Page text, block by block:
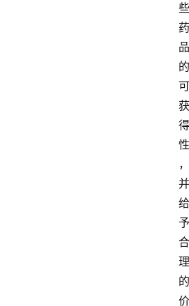
些
药
品
的
可
获
得
性
，
并
给
予
合
理
的
价